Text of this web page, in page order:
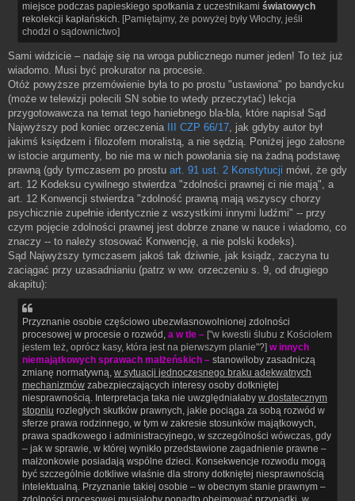
miejsce podczas papieskiego spotkania z uczestnikami światowych
rekolekcji kapłańskich. [Pamiętajmy, że powyżej były Włochy, jeśli
chodzi o sądownictwo]
Sami widzicie – nadaję się na wroga publicznego numer jeden! To też już
wiadomo. Musi być prokurator na procesie.
Otóż powyższe przemówienie była to po prostu "ustawiona" po bandycku
(może w telewizji polecili SN sobie to wtedy przeczytać) lekcja
przygotowawcza na temat tego haniebnego bla-bla, które napisał Sąd
Najwyższy pod koniec orzeczenia
III CZP 66/17 , jak gdyby autor był
jakimś księdzem i filozofem moralistą, a nie sędzią. Poniżej jego żałosne
w istocie argumenty, bo nie ma w nich powołania się na żadną podstawę
prawną (gdy tymczasem po prostu art. 91 ust. 2 Konstytucji mówi, że gdy
art. 12 Kodeksu cywilnego stwierdza "zdolności prawnej ci nie mają", a
art. 12 Konwencji stwierdza "zdolność prawną mają wszyscy chorzy
psychicznie zupełnie identycznie z wszystkimi innymi ludźmi" -- przy
czym pojęcie zdolności prawnej jest dobrze znane w nauce i wiadomo, co
znaczy -- to należy stosować Konwencję, a nie polski kodeks).
Sąd Najwyższy tymczasem jakoś tak dziwnie, jak ksiądz, zaczyna tu
zaciągać przy uzasadnianiu (patrz w ww. orzeczeniu s. 9, od drugiego
akapitu):
Przyznanie osobie częściowo ubezwłasnowolnionej zdolności
procesowej w procesie o rozwód, a w tle – ["w kwestii ślubu z Kościołem
jestem też, oprócz kasy, która jest na pierwszym planie"?] w innych
niemajątkowych sprawach małżeńskich – stanowiłoby zasadniczą
zmianę normatywną, w sytuacji jednoczesnego braku adekwatnych
mechanizmów zabezpieczających interesy osoby dotkniętej
niesprawnością. Interpretacja taka nie uwzględniałaby w dostatecznym
stopniu rozległych skutków prawnych, jakie pociąga za sobą rozwód w
sferze prawa rodzinnego, w tym w zakresie stosunków majątkowych,
prawa spadkowego i administracyjnego, w szczególności wówczas, gdy
– jak w sprawie, w której wynikło przedstawione zagadnienie prawne –
małżonkowie posiadają wspólne dzieci. Konsekwencje rozwodu mogą
być szczególnie dotkliwe właśnie dla strony dotkniętej niesprawnością
intelektualną. Przyznanie takiej osobie – w obecnym stanie prawnym –